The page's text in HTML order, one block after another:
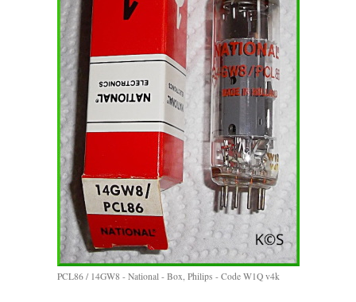
PCL86 / 14GW8 - National - Box, Philips - Code W1Q v4k